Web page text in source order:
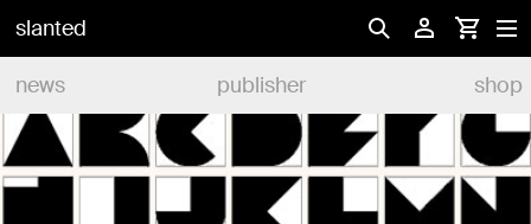
slanted
news
publisher shop